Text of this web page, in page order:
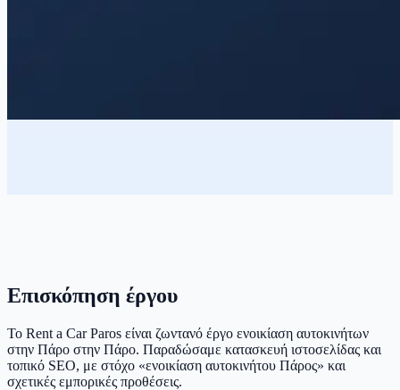
Επισκόπηση έργου
Το Rent a Car Paros είναι ζωντανό έργο ενοικίαση αυτοκινήτων
στην Πάρο στην Πάρο. Παραδώσαμε κατασκευή ιστοσελίδας και
τοπικό SEO, με στόχο «ενοικίαση αυτοκινήτου Πάρος» και
σχετικές εμπορικές προθέσεις.